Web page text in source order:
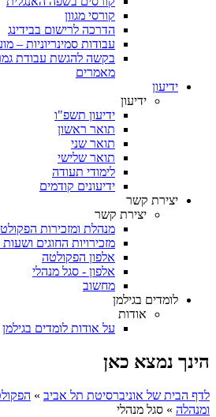
קורסי מגוון
הדרכה לרישום בבידינג
עבודות סמינריוניות –
בקשה להגשת עבודת
מאמרים
ידיעון
ידיעון
ידיעון תשפ"ו
תואר ראשון
תואר שני
תואר שלישי
לימודי תעודה
ידיעונים קודמים
יצירת קשר
יצירת קשר
מנהלת ומזכירות
מזכירויות החוגים
אלפון הפקולטה
אלפון - סגל מנהלי
מחשוב
לומדים בגילמן
אודות
על אודות לומדים בגילמן
הינך נמצא כאן
לדף הבית של אוניברסיטת תל אביב »
ומנהלה » סגל מנהלי